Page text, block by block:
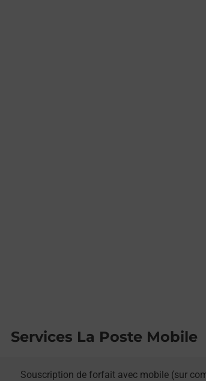
Services La Poste Mobile
Souscription de forfait avec mobile (sur